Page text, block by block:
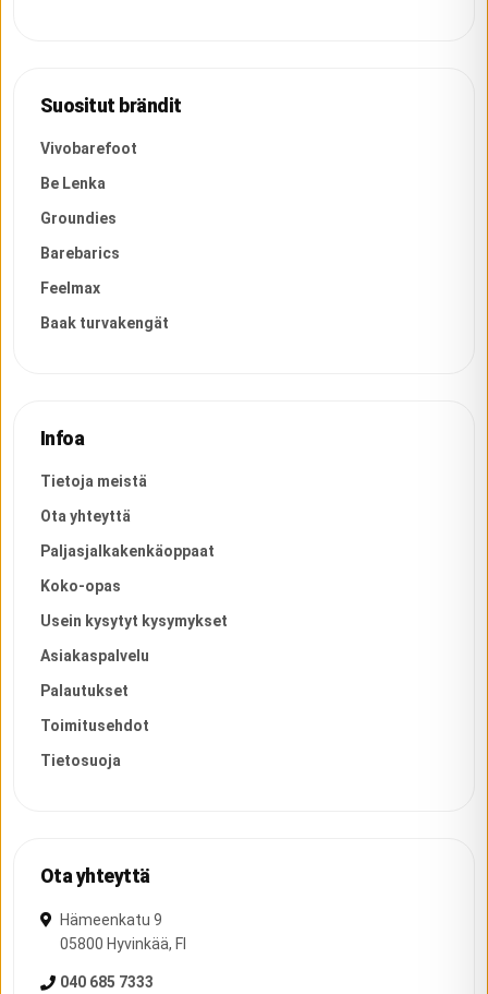
Suositut brändit
Vivobarefoot
Be Lenka
Groundies
Barebarics
Feelmax
Baak turvakengät
Infoa
Tietoja meistä
Ota yhteyttä
Paljasjalkakenkäoppaat
Koko-opas
Usein kysytyt kysymykset
Asiakaspalvelu
Palautukset
Toimitusehdot
Tietosuoja
Ota yhteyttä
Hämeenkatu 9
05800 Hyvinkää, FI
040 685 7333